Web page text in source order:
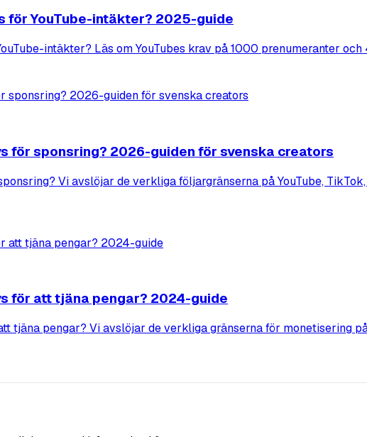
för YouTube-intäkter? 2025-guide
intäkter? Läs om YouTubes krav på 1000 prenumeranter
för sponsring? 2026-guiden för svenska creators
Vi avslöjar de verkliga följargränserna på YouTube,
för att tjäna pengar? 2024-guide
tjäna pengar? Vi avslöjar de verkliga gränserna för monetisering